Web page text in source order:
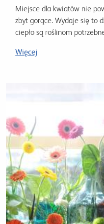
Miejsce dla kwiatów nie
zbyt gorące. Wydaje się to
ciepło są roślinom
Więcej